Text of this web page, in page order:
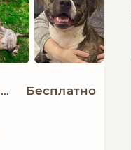
Гарний пес Тагір з нелегкою долею… Бесплатно